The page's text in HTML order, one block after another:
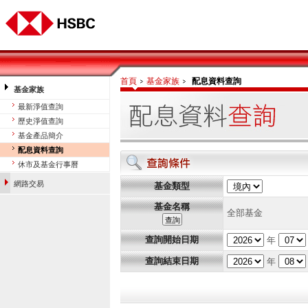
基金平台投資理財網
基金家族
最新淨值查詢
歷史淨值查詢
基金產品簡介
配息資料查詢
休市及基金行事曆
網路交易
首頁 基金家族 配息資料查詢
基金類型
基金名稱
全部基金
查詢開始日期 年
查詢結束日期 年